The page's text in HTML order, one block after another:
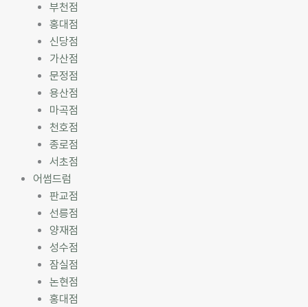
부천점
홍대점
신당점
가산점
문정점
용산점
마곡점
천호점
종로점
서초점
어썸드럼
판교점
선릉점
양재점
성수점
잠실점
논현점
홍대점